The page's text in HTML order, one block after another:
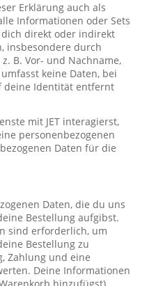
Erklärung auch als
Informationen oder Sets
direkt oder indirekt
insbesondere durch
B. Vor- und Nachname,
keine Daten, bei
deine Identität entfernt
mit JET interagierst,
personenbezogenen
Daten für die
Daten, die du uns
Bestellung aufgibst.
sind erforderlich, um
Bestellung zu
Zahlung und eine
Deine Informationen